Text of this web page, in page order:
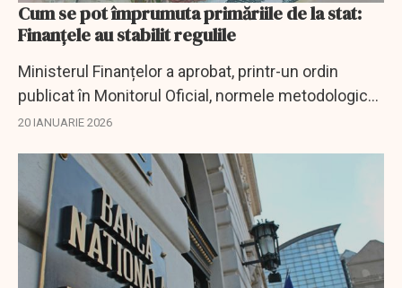
Cum se pot împrumuta primăriile de la stat:
Finanțele au stabilit regulile
Ministerul Finanțelor a aprobat, printr-un ordin
publicat în Monitorul Oficial, normele metodologice
privind mecanismul de acordare și derulare a
20 IANUARIE 2026